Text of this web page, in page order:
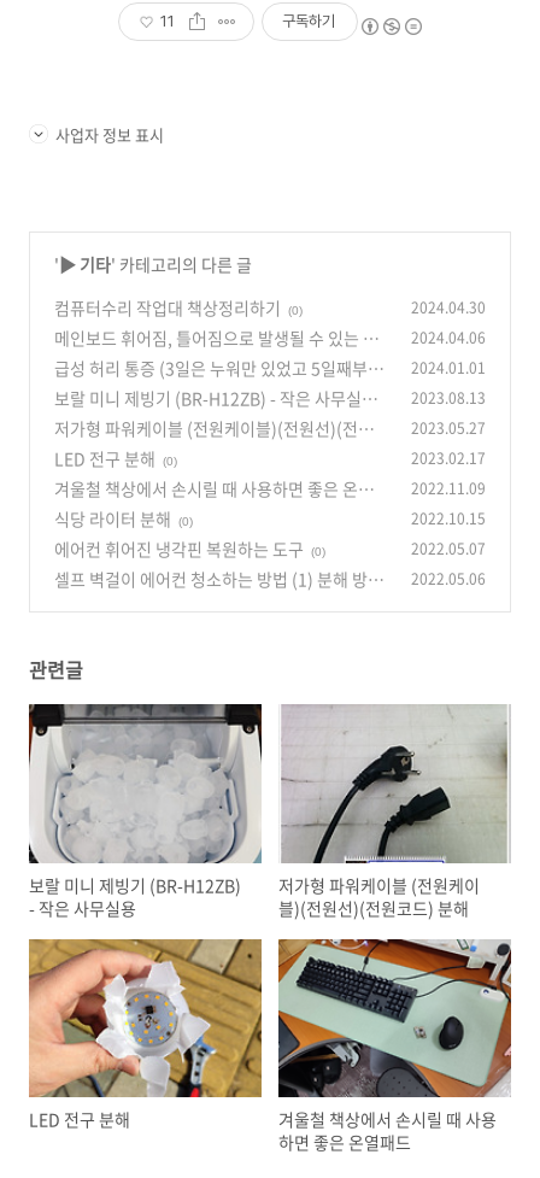
11 구독하기
사업자 정보 표시
'▶ 기타' 카테고리의 다른 글
컴퓨터수리 작업대 책상정리하기
(0) 2024.04.30
메인보드 휘어짐, 틀어짐으로 발생될 수 있는 간
헐적인 컴퓨터 고장 증상 (0)
2024.04.06
급성 허리 통증 (3일은 누워만 있었고 5일째부터
걸어다녔습니다.)
(0)
2024.01.01
보랄 미니 제빙기 (BR-H12ZB) - 작은 사무실용
(0)
2023.08.13
저가형 파워케이블 (전원케이블)(전원선)(전원코
드) 분해
(0)
2023.05.27
LED 전구 분해 (0) 2023.02.17
겨울철 책상에서 손시릴 때 사용하면 좋은 온열패
드
(0)
2022.11.09
식당 라이터 분해 (0) 2022.10.15
에어컨 휘어진 냉각핀 복원하는 도구 (0) 2022.05.07
셀프 벽걸이 에어컨 청소하는 방법 (1) 분해 방법 2022.05.06
관련글
보랄 미니 제빙기 (BR-H12ZB)
- 작은 사무실용
저가형 파워케이블 (전원케이
블)(전원선)(전원코드) 분해
LED 전구 분해
겨울철 책상에서 손시릴 때 사용
하면 좋은 온열패드